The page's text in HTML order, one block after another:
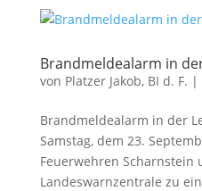
Brandmeldealarm in
von Platzer Jakob, BI d. F. |
Brandmeldealarm in der
Samstag, dem 23.
Feuerwehren Scharnstein
Landeswarnzentrale zu